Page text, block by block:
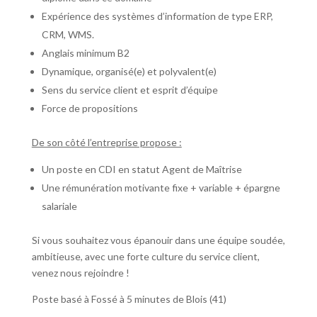
Expérience des systèmes d’information de type ERP,
CRM, WMS.
Anglais minimum B2
Dynamique, organisé(e) et polyvalent(e)
Sens du service client et esprit d’équipe
Force de propositions
De son côté l’entreprise propose :
Un poste en CDI en statut Agent de Maîtrise
Une rémunération motivante fixe + variable + épargne
salariale
Si vous souhaitez vous épanouir dans une équipe soudée,
ambitieuse, avec une forte culture du service client,
venez nous rejoindre !
Poste basé à Fossé à 5 minutes de Blois (41)